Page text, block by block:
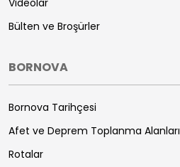
Videolar
Bülten ve Broşürler
BORNOVA
Bornova Tarihçesi
Afet ve Deprem Toplanma Alanları
Rotalar